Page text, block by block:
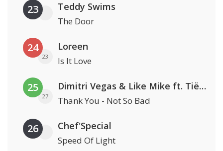
23 Teddy Swims
The Door
24
23
Loreen
Is It Love
25
27
Dimitri Vegas & Like Mike ft. Tiësto, W&W & Dido
Thank You - Not So Bad
26 Chef'Special
Speed Of Light